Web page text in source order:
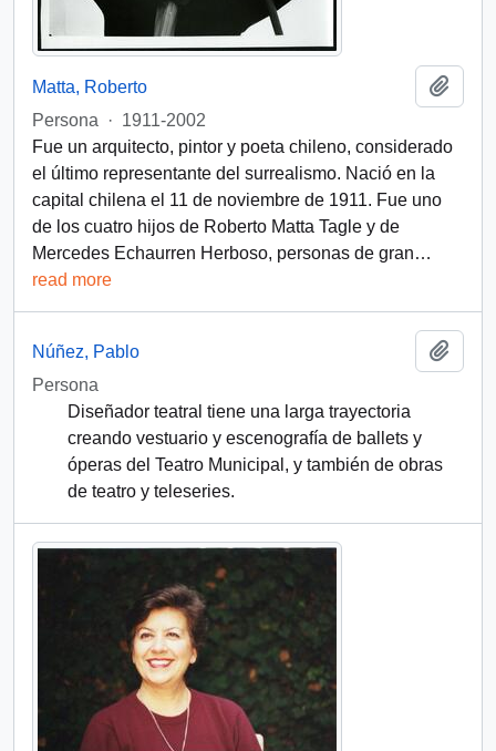
Matta, Roberto
Persona
· 1911-2002
Fue un arquitecto, pintor y poeta chileno, considerado
el último representante del surrealismo. Nació en la
capital chilena el 11 de noviembre de 1911. Fue uno
de los cuatro hijos de Roberto Matta Tagle y de
Mercedes Echaurren Herboso, personas de gran…
read more
Núñez, Pablo
Persona
Diseñador teatral tiene una larga trayectoria
creando vestuario y escenografía de ballets y
óperas del Teatro Municipal, y también de obras
de teatro y teleseries.